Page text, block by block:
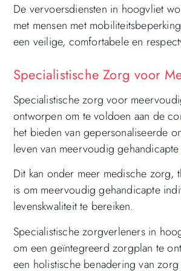
De vervoersdiensten in hoogvliet
met mensen met
een veilige, comfortabele en
Specialistische Zorg voor
Specialistische zorg voor
ontworpen om te voldoen aan de
het bieden van gepersonaliseerde
leven van meervoudig
Dit kan onder meer medische zorg,
is om meervoudig gehandicapte
levenskwaliteit te bereiken.
Specialistische zorgverleners in
om een geïntegreerd zorgplan te
een holistische benadering van